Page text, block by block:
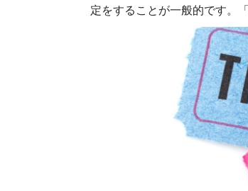
定をすることが一般的です。